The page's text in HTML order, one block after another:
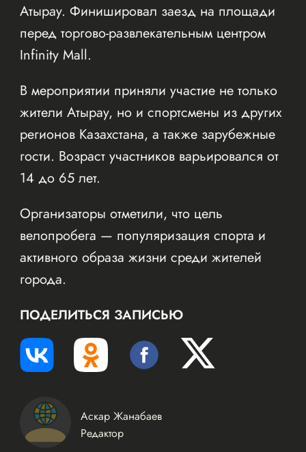
Атырау. Финишировал заезд на площади
перед торгово-развлекательным центром
Infinity Mall.
В мероприятии приняли участие не только
жители Атырау, но и спортсмены из других
регионов Казахстана, а также зарубежные
гости. Возраст участников варьировался от
14 до 65 лет.
Организаторы отметили, что цель
велопробега — популяризация спорта и
активного образа жизни среди жителей
города.
ПОДЕЛИТЬСЯ ЗАПИСЬЮ
Аскар Жанабаев
Редактор